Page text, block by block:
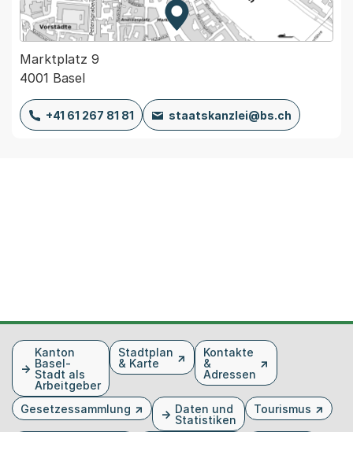
Zur Karte von MapBS.
Externer Link, wird in einem
Marktplatz 9
4001 Basel
+41 61 267 81 81 staatskanzlei@bs.ch
FusszeileKanton
Basel-
Stadt als
Arbeitgeber
Stadtplan
& Karte
Kontakte
&
Adressen
Gesetzessammlung
Daten und
Statistiken
Tourismus